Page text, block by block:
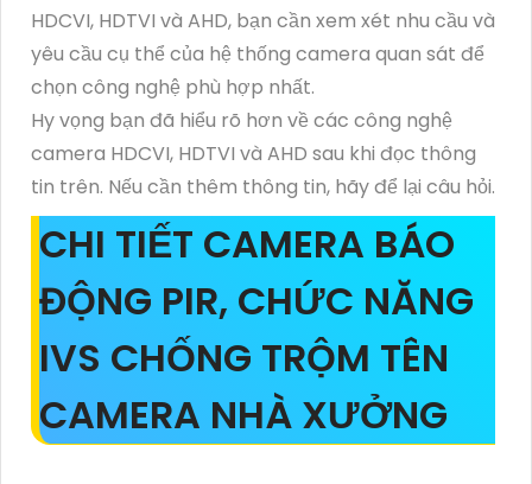
HDCVI, HDTVI và AHD, bạn cần xem xét nhu cầu và
yêu cầu cụ thể của hệ thống camera quan sát để
chọn công nghệ phù hợp nhất.
Hy vọng bạn đã hiểu rõ hơn về các công nghệ
camera HDCVI, HDTVI và AHD sau khi đọc thông
tin trên. Nếu cần thêm thông tin, hãy để lại câu hỏi.
CHI TIẾT CAMERA BÁO
ĐỘNG PIR, CHỨC NĂNG
IVS CHỐNG TRỘM TÊN
CAMERA NHÀ XƯỞNG